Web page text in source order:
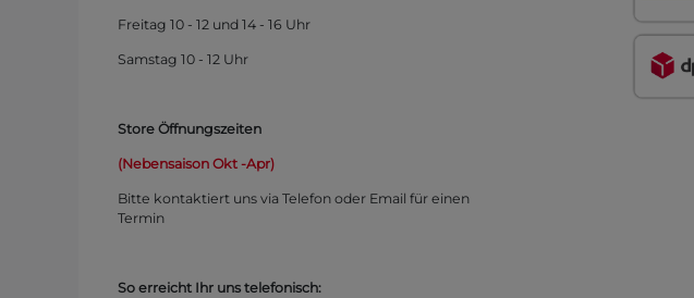
Freitag 10 - 12 und 14 - 16 Uhr
Samstag 10 - 12 Uhr
Store Öffnungszeiten
(Nebensaison Okt -Apr)
Bitte kontaktiert uns via Telefon oder Email für einen
Termin
So erreicht Ihr uns telefonisch: